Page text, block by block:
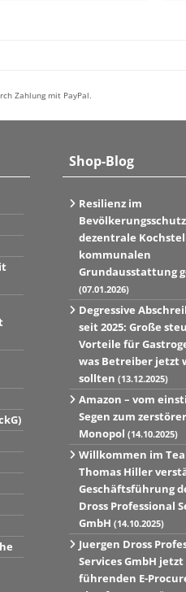
Zahlung mit PayPal.
Shop-Blog
Resilienz im
dezentrale
kommunalen
Grundausstattung
(07.01.2026)
Degressive
seit 2025: Große
Vorteile für
was Betreiber jetzt
sollten (13.12.2025)
Amazon – vom
Segen zum
Monopol (14.10.2025)
Willkommen im
Thomas Hiller
Geschäftsführung
Dross Professional
GmbH (14.10.2025)
Juergen Dross
Services GmbH
führenden E-